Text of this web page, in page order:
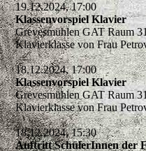
19.12.2024, 17:00
Klassenvorspiel Klavier
Grevesmühlen GAT Raum
Klavierklasse von Frau
18.12.2024, 17:00
Klassenvorspiel Klavier
Grevesmühlen GAT Raum
Klavierklasse von Frau
18.12.2024, 15:30
Auftritt SchülerInnen der